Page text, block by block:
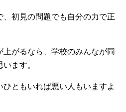
初見の問題でも自分の力で正
がるなら、学校のみんなが同
ます。
ひともいれば悪い人もいますよ